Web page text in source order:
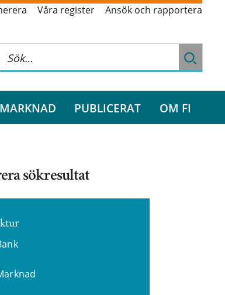
Våra register Ansök och rapportera
MARKNAD PUBLICERAT OM FI
sökresultat